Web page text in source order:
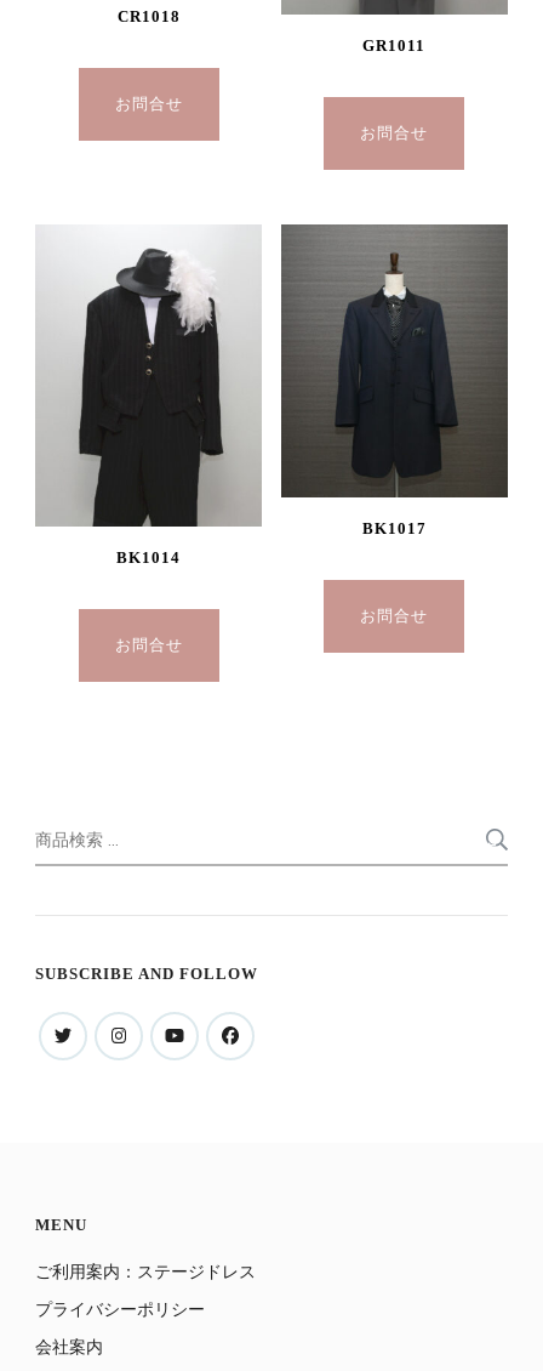
CR1018
お問合せ
GR1011
お問合せ
BK1014
お問合せ
BK1017
お問合せ
検
索
索
SUBSCRIBE AND FOLLOW
MENU
ご利用案内：ステージドレス
プライバシーポリシー
会社案内